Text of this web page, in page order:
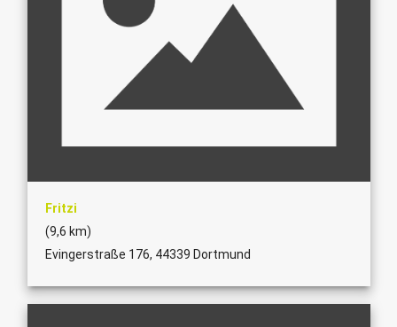
Fritzi
(9,6 km)
Evingerstraße 176, 44339 Dortmund